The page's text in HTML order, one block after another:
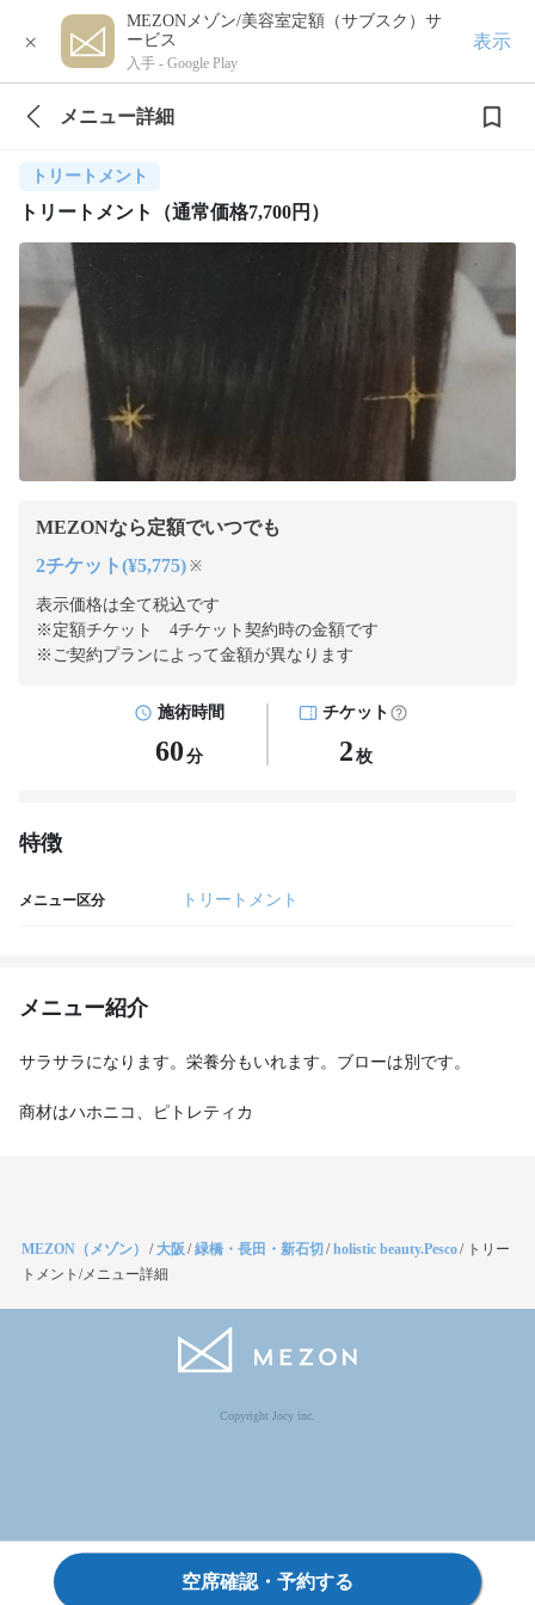
×
MEZONメゾン/美容室定額（サブスク）サ
ービス
入手 - Google Play
表示
メニュー詳細
トリートメント
トリートメント（通常価格7,700円）
MEZONなら定額でいつでも
2チケット(¥5,775) ※
表示価格は全て税込です
※定額チケット 4チケット契約時の金額です
※ご契約プランによって金額が異なります
施術時間
60 分
チケット
2 枚
特徴
メニュー区分 トリートメント
メニュー紹介
サラサラになります。栄養分もいれます。ブローは別です。
商材はハホニコ、ピトレティカ
MEZON（メゾン） /大阪 /緑橋・長田・新石切 /holistic beauty.Pesco/ トリー
トメント/メニュー詳細
Copyright Jocy inc.
空席確認・予約する